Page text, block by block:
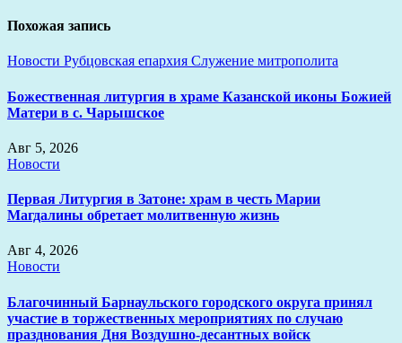
Похожая запись
Новости Рубцовская епархия Служение митрополита
Божественная литургия в храме Казанской иконы Божией
Матери в с. Чарышское
Авг 5, 2026
Новости
Первая Литургия в Затоне: храм в честь Марии
Магдалины обретает молитвенную жизнь
Авг 4, 2026
Новости
Благочинный Барнаульского городского округа принял
участие в торжественных мероприятиях по случаю
празднования Дня Воздушно-десантных войск